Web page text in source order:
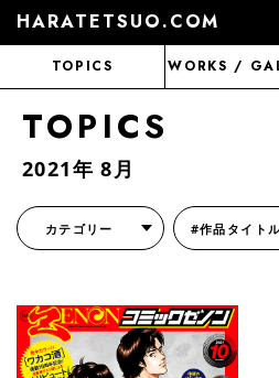
HARATETSUO.COM
TOPICS WORKS /
TOPICS
2021年 8月
カテゴリー #作品タイト